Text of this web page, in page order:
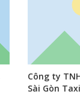
Công ty
Sài Gòn Taxi